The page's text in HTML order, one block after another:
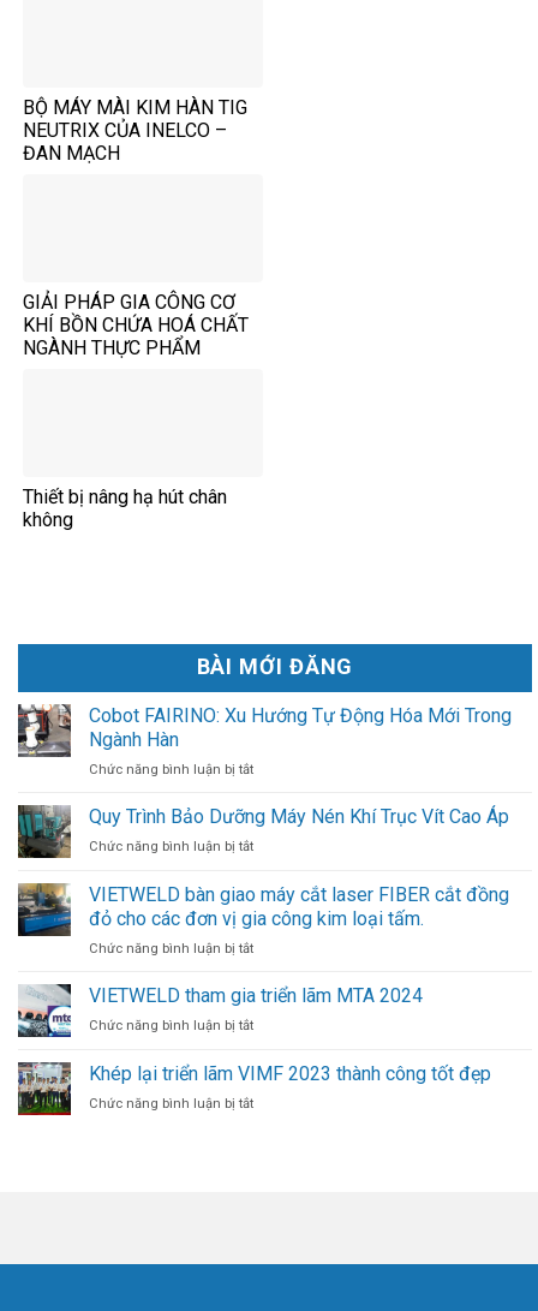
BÀI MỚI ĐĂNG
Cobot FAIRINO: Xu Hướng Tự Động Hóa Mới Trong
Ngành Hàn
Chức năng bình luận bị tắtở
FAIRINO:
Xu
Hướng
Động
Hóa
Trong
Hàn
Quy Trình Bảo Dưỡng Máy Nén Khí Trục Vít Cao Áp
Chức năng bình luận bị tắtở
Trình
Bảo
Dưỡng
Máy
Khí
Vít
Áp
VIETWELD bàn giao máy cắt laser FIBER cắt đồng
đỏ cho các đơn vị gia công kim loại tấm.
Chức năng bình luận bị tắtở
bàn
máy
laser
cắt
VIETWELD tham gia triển lãm MTA 2024
Chức năng bình luận bị tắtở
tham
gia
triển
Khép lại triển lãm VIMF 2023 thành công tốt đẹp
Chức năng bình luận bị tắtở
công
BỘ MÁY MÀI KIM HÀN TIG
NEUTRIX CỦA INELCO –
ĐAN MẠCH
GIẢI PHÁP GIA CÔNG CƠ
KHÍ BỒN CHỨA HOÁ CHẤT
NGÀNH THỰC PHẨM
Thiết bị nâng hạ hút chân
không